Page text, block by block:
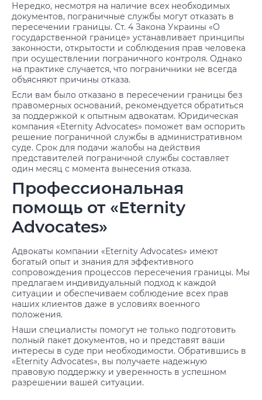
Нередко, несмотря на наличие всех необходимых
документов, пограничные службы могут отказать в
пересечении границы. Ст. 4 Закона Украины «О
государственной границе» устанавливает принципы
законности, открытости и соблюдения прав человека
при осуществлении пограничного контроля. Однако
на практике случается, что пограничники не всегда
объясняют причины отказа.
Если вам было отказано в пересечении границы без
правомерных оснований, рекомендуется обратиться
за поддержкой к опытным адвокатам. Юридическая
компания «Eternity Advocates» поможет вам оспорить
решение пограничной службы в административном
суде. Срок для подачи жалобы на действия
представителей пограничной службы составляет
один месяц с момента вынесения отказа.
Профессиональная
помощь от «Eternity
Advocates»
Адвокаты компании «Eternity Advocates» имеют
богатый опыт и знания для эффективного
сопровождения процессов пересечения границы. Мы
предлагаем индивидуальный подход к каждой
ситуации и обеспечиваем соблюдение всех прав
наших клиентов даже в условиях военного
положения.
Наши специалисты помогут не только подготовить
полный пакет документов, но и представят ваши
интересы в суде при необходимости. Обратившись в
«Eternity Advocates», вы получаете надежную
правовую поддержку и уверенность в успешном
разрешении вашей ситуации.